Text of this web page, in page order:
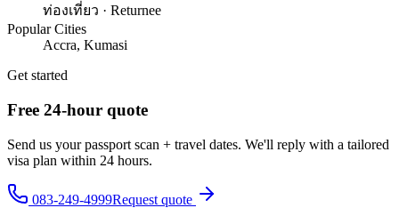
ท่องเที่ยว · Returnee
Popular Cities
Accra, Kumasi
Get started
Free 24-hour quote
Send us your passport scan + travel dates. We'll reply with a tailored
visa plan within 24 hours.
083-249-4999Request quote